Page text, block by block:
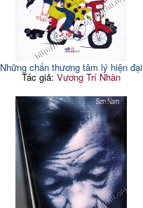
Những chấn thương tâm lý hiện đại
Tác giả: Vương Trí Nhàn